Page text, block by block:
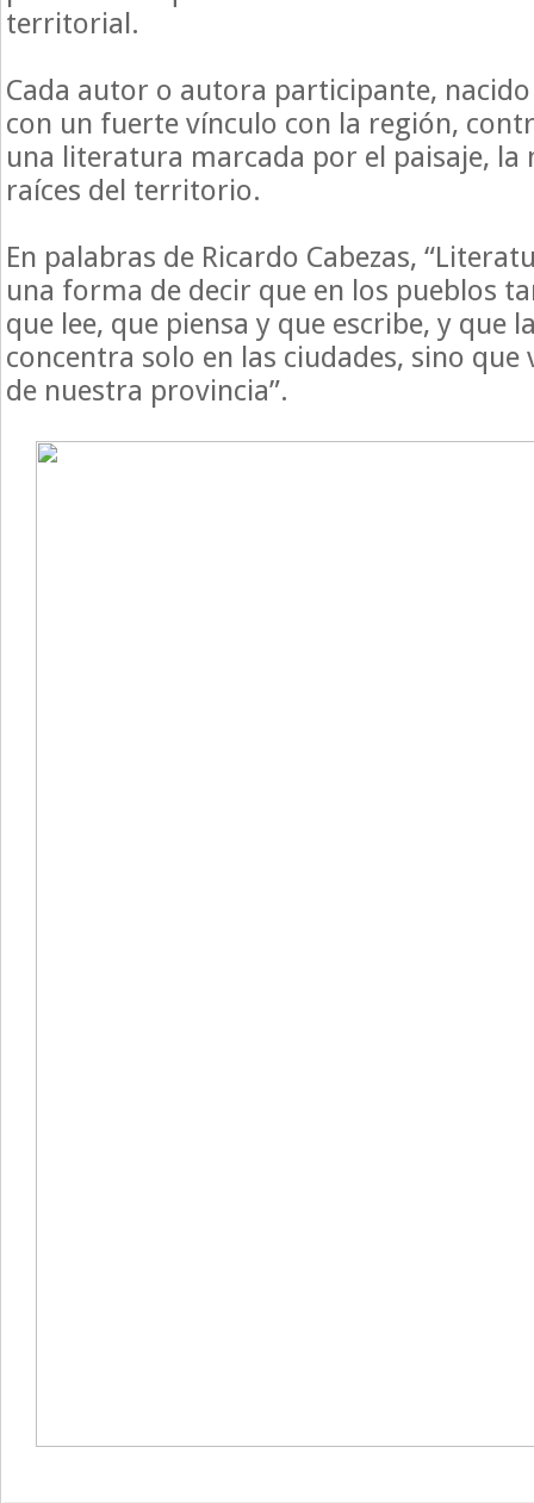
territorial.
Cada autor o autora participante,
con un fuerte vínculo con la región,
una literatura marcada por el paisaje, la
raíces del territorio.
En palabras de Ricardo Cabezas,
una forma de decir que en los pueblos
que lee, que piensa y que escribe, y que
concentra solo en las ciudades, sino que
de nuestra provincia”.